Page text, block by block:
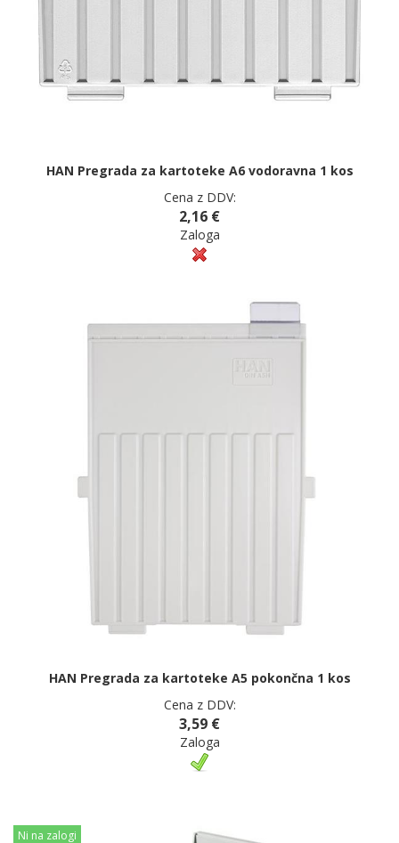
HAN Pregrada za kartoteke A6 vodoravna 1 kos
Cena z DDV:
2,16 €
Zaloga
HAN Pregrada za kartoteke A5 pokončna 1 kos
Cena z DDV:
3,59 €
Zaloga
Ni na zalogi